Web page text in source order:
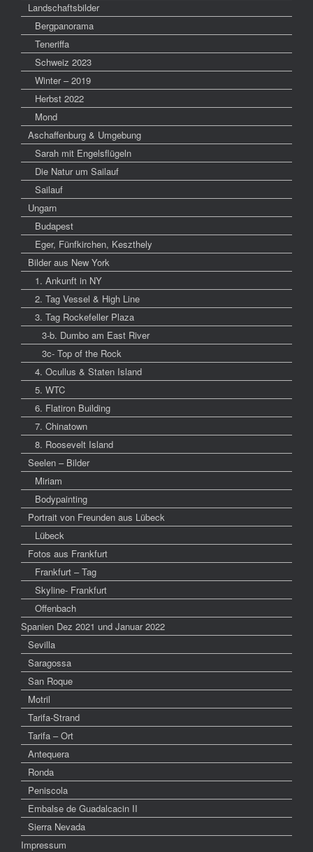
Landschaftsbilder
Bergpanorama
Teneriffa
Schweiz 2023
Winter – 2019
Herbst 2022
Mond
Aschaffenburg & Umgebung
Sarah mit Engelsflügeln
Die Natur um Sailauf
Sailauf
Ungarn
Budapest
Eger, Fünfkirchen, Keszthely
Bilder aus New York
1. Ankunft in NY
2. Tag Vessel & High Line
3. Tag Rockefeller Plaza
3-b. Dumbo am East River
3c- Top of the Rock
4. Ocullus & Staten Island
5. WTC
6. Flatiron Building
7. Chinatown
8. Roosevelt Island
Seelen – Bilder
Miriam
Bodypainting
Portrait von Freunden aus Lübeck
Lübeck
Fotos aus Frankfurt
Frankfurt – Tag
Skyline- Frankfurt
Offenbach
Spanien Dez 2021 und Januar 2022
Sevilla
Saragossa
San Roque
Motril
Tarifa-Strand
Tarifa – Ort
Antequera
Ronda
Peniscola
Embalse de Guadalcacin II
Sierra Nevada
Impressum